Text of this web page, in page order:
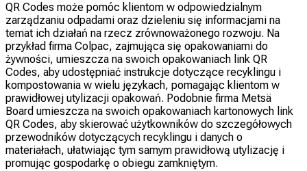
QR Codes może pomóc klientom w odpowiedzialnym
zarządzaniu odpadami oraz dzieleniu się informacjami na
temat ich działań na rzecz zrównoważonego rozwoju. Na
przykład firma Colpac, zajmująca się opakowaniami do
żywności, umieszcza na swoich opakowaniach link QR
Codes, aby udostępniać instrukcje dotyczące recyklingu i
kompostowania w wielu językach, pomagając klientom w
prawidłowej utylizacji opakowań. Podobnie firma Metsä
Board umieszcza na swoich opakowaniach kartonowych link
QR Codes, aby skierować użytkowników do szczegółowych
przewodników dotyczących recyklingu i danych o
materiałach, ułatwiając tym samym prawidłową utylizację i
promując gospodarkę o obiegu zamkniętym.